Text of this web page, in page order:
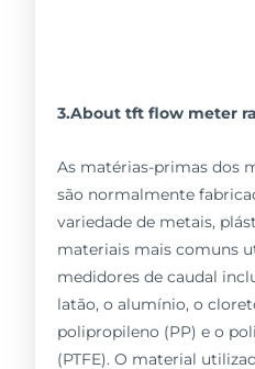
3.About tft flow meter
As matérias-primas dos
são normalmente
variedade de metais,
materiais mais comuns
medidores de caudal
latão, o alumínio, o
polipropileno (PP) e o
(PTFE). O material